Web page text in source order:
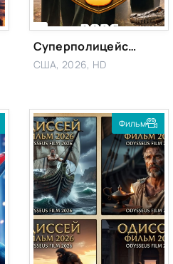
Суперполицейские 3
США, 2026, HD
Фильм